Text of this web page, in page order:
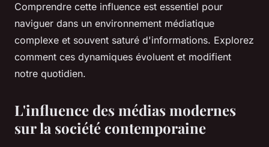
Comprendre cette influence est essentiel pour
naviguer dans un environnement médiatique
complexe et souvent saturé d'informations. Explorez
comment ces dynamiques évoluent et modifient
notre quotidien.
L'influence des médias modernes
sur la société contemporaine